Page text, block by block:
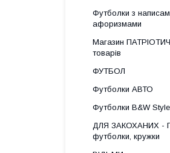
Футболки з
афоризмами
Магазин
товарів
ФУТБОЛ
Футболки АВТО
Футболки B&W Style
ДЛЯ ЗАКОХАНИХ -
футболки, кружки